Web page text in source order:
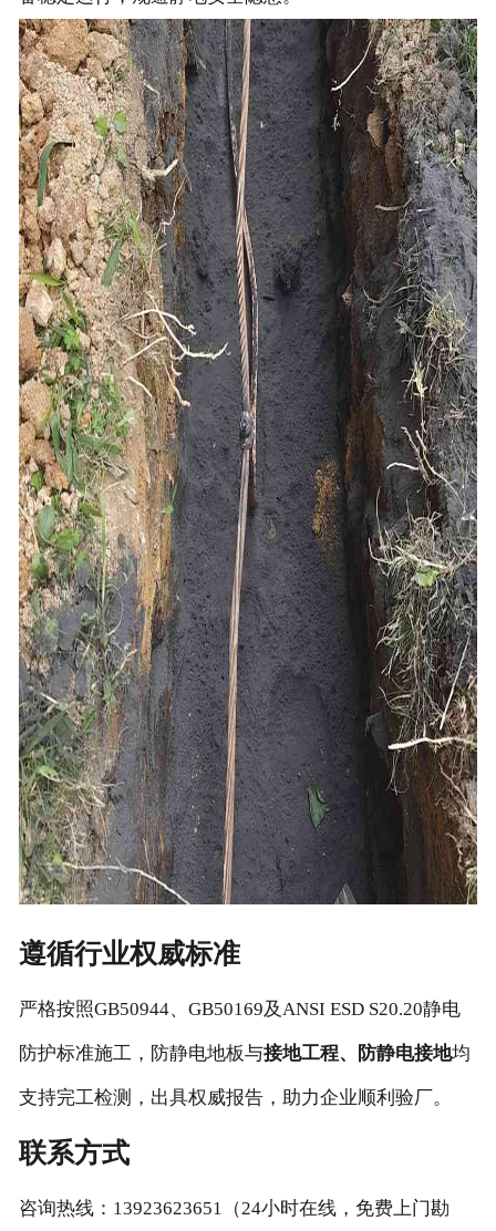
遵循行业权威标准
严格按照GB50944、GB50169及ANSI ESD S20.20静电
防护标准施工，防静电地板与接地工程、防静电接地均
支持完工检测，出具权威报告，助力企业顺利验厂。
联系方式
咨询热线：13923623651（24小时在线，免费上门勘